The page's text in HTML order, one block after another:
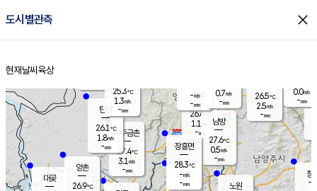
도시별관측 close
홈
현재날씨 육상
양주
26.6℃
1.1
-mm
파주금촌
27.4℃
3.1 m/s
-mm
26.5℃
2.5m/s
-mm
대곶
창
탄현
26.1℃
1.8m/s
-mm
0.0m/s
-mm
양촌
26.9℃
은평
노원
남방
27.6℃
0.5m/s
-mm
장흥면
28.3℃
-m/s
-mm
-m/s
-mm
25.3℃
1.3m/s
-mm
0.7m/s
-mm